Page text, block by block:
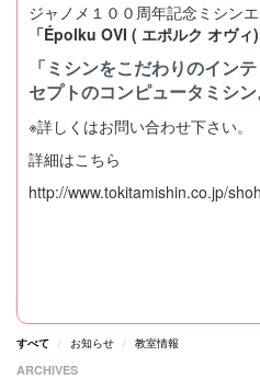
ジャノメ１００周年記念ミシン
「Épolku OVI ( エポルク オヴィ
「ミシンをこだわりのイン
セプトのコンピュータミシン
※詳しくはお問い合わせ下さい。
詳細はこちら
http://www.tokitamishin.co.jp/
すべて お知らせ 教室情報
ARCHIVES